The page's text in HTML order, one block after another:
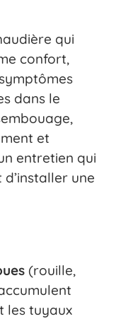
qui
confort,
dans le
et
entretien qui
une
(rouille,
les tuyaux